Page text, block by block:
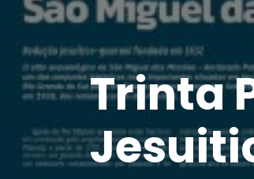
Trinta